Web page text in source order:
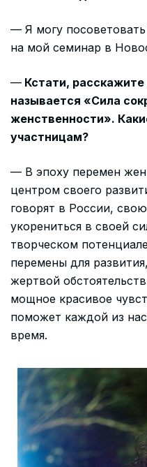
— Я могу
на мой семинар в
— Кстати,
называется «Сила
женственности».
участницам?
— В эпоху перемен
центром своего
говорят в России,
укорениться в своей
творческом
перемены для
жертвой
мощное красивое
поможет каждой из
время.